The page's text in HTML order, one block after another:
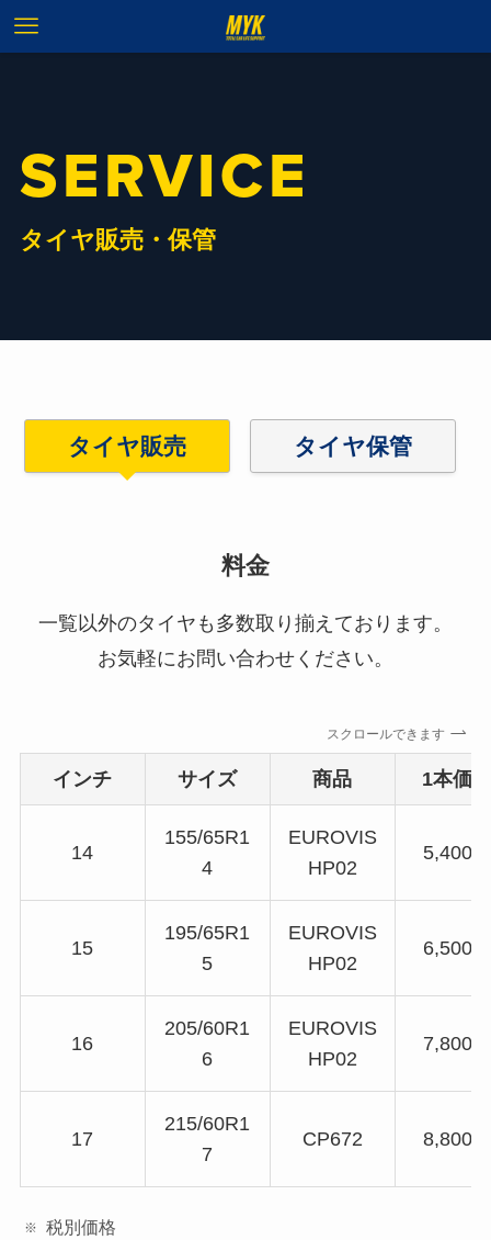
SERVICE
タイヤ販売・保管
タイヤ販売 タイヤ保管
料金
一覧以外のタイヤも多数取り揃えております。
お気軽にお問い合わせください。
スクロールできます
インチ サイズ 商品 1本価
14
155/65R1
4
EUROVIS
HP02
5,400円
15
195/65R1
5
EUROVIS
HP02
6,500円
16
205/60R1
6
EUROVIS
HP02
7,800円
17
215/60R1
7
CP672 8,800円
税別価格